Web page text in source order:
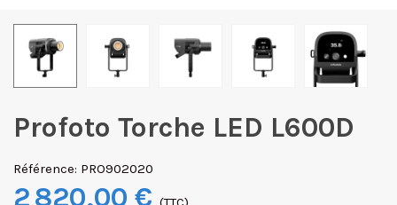
Profoto Torche LED L600D
Référence: PRO902020
2 820,00 €